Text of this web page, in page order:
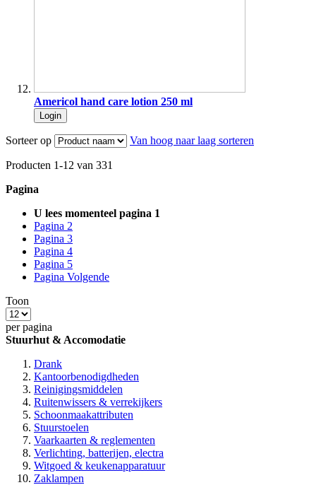
Americol hand care lotion 250 ml
Login
Sorteer op Van hoog naar laag sorteren
Producten 1-12 van 331
Pagina
U lees momenteel pagina 1
Pagina 2
Pagina 3
Pagina 4
Pagina 5
Pagina Volgende
Toon
per pagina
Stuurhut & Accomodatie
Drank
Kantoorbenodigdheden
Reinigingsmiddelen
Ruitenwissers & verrekijkers
Schoonmaakattributen
Stuurstoelen
Vaarkaarten & reglementen
Verlichting, batterijen, electra
Witgoed & keukenapparatuur
Zaklampen